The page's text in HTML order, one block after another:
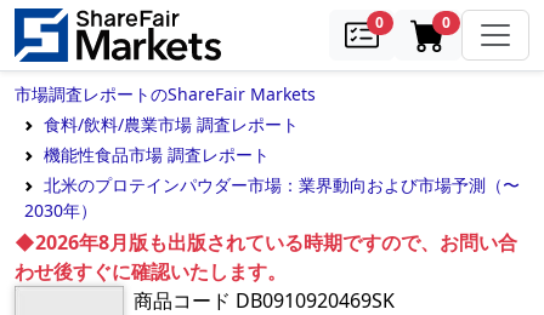
0samples0in cart
市場調査レポートのShareFair Markets
食料/飲料/農業市場 調査レポート
機能性食品市場 調査レポート
北米のプロテインパウダー市場：業界動向および市場予測（〜
2030年）
◆2026年8月版も出版されている時期ですので、お問い合
わせ後すぐに確認いたします。
商品コード DB0910920469SK